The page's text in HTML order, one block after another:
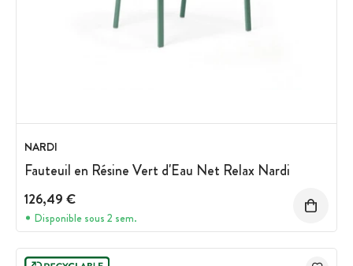
NARDI
Fauteuil en Résine Vert d'Eau Net Relax Nardi
126,49 €
Disponible sous 2 sem.